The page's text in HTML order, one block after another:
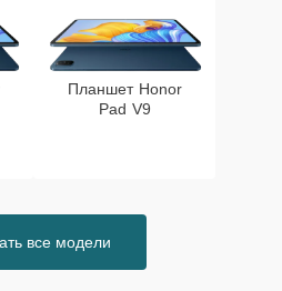
Планшет Honor
Pad V9
все модели